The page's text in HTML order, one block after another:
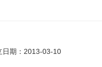
日期：2013-03-10